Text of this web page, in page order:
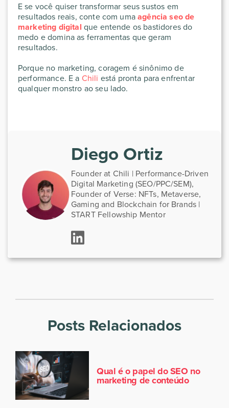
E se você quiser transformar seus sustos em
resultados reais, conte com umaagência seo de
marketing digital que entende os bastidores do
medo e domina as ferramentas que geram
resultados.
Porque no marketing, coragem é sinônimo de
performance. E a Chili está pronta para enfrentar
qualquer monstro ao seu lado.
Diego Ortiz
Founder at Chili | Performance-Driven
Digital Marketing (SEO/PPC/SEM),
Founder of Verse: NFTs, Metaverse,
Gaming and Blockchain for Brands |
START Fellowship Mentor
Posts Relacionados
Qual é o papel do SEO no
marketing de conteúdo